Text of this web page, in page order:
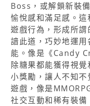
Boss，或解鎖新裝
愉悅感和滿足感。
遊戲行為，形成所謂
諳此道，巧妙地運
能。像是《Candy
除糖果都能獲得視
小獎勵，讓人不知
遊戲，像是
社交互動和稀有裝